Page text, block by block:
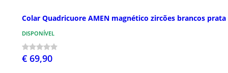
Colar Quadricuore AMEN magnético zircões brancos prata
DISPONÍVEL
€ 69,90